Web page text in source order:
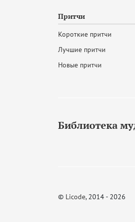
Притчи
Короткие притчи
Лучшие притчи
Новые притчи
Библиотека
© Licode, 2014 - 2026